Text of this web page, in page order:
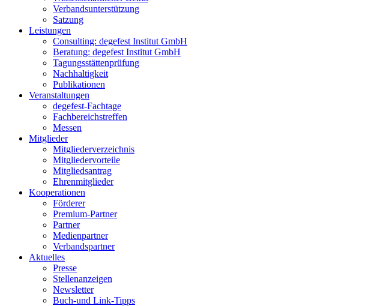
Verbandsunterstützung
Satzung
Leistungen
Consulting: degefest Institut GmbH
Beratung: degefest Institut GmbH
Tagungsstättenprüfung
Nachhaltigkeit
Publikationen
Veranstaltungen
degefest-Fachtage
Fachbereichstreffen
Messen
Mitglieder
Mitgliederverzeichnis
Mitgliedervorteile
Mitgliedsantrag
Ehrenmitglieder
Kooperationen
Förderer
Premium-Partner
Partner
Medienpartner
Verbandspartner
Aktuelles
Presse
Stellenanzeigen
Newsletter
Buch-und Link-Tipps